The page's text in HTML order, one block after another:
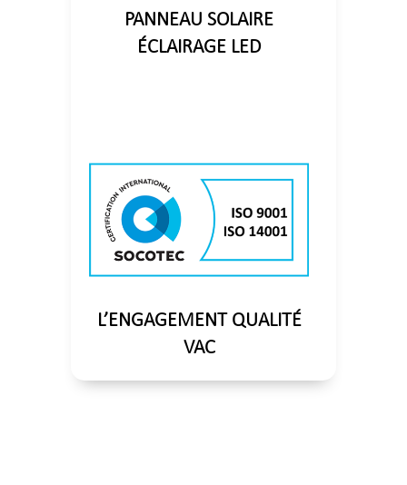
PANNEAU SOLAIRE
ÉCLAIRAGE LED
L’ENGAGEMENT QUALITÉ
VAC